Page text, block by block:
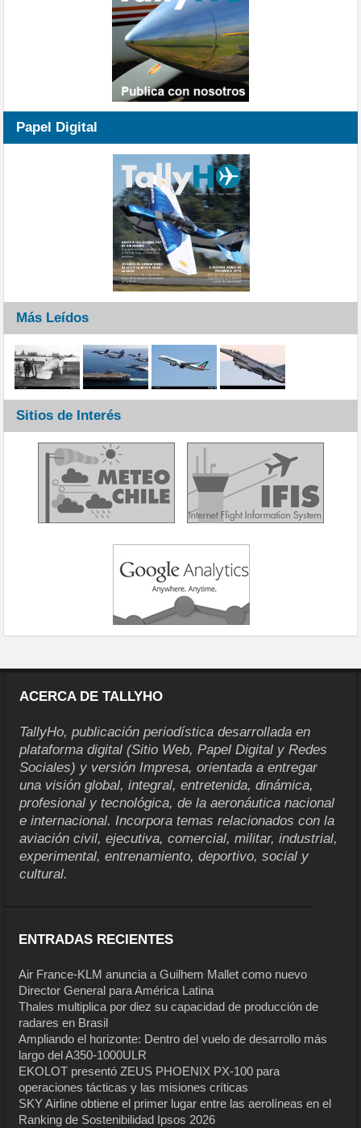
Papel Digital
Más Leídos
Sitios de Interés
ACERCA DE TALLYHO
TallyHo, publicación periodística desarrollada en
plataforma digital (Sitio Web, Papel Digital y Redes
Sociales) y versión Impresa, orientada a entregar
una visión global, integral, entretenida, dinámica,
profesional y tecnológica, de la aeronáutica nacional
e internacional. Incorpora temas relacionados con la
aviación civil, ejecutiva, comercial, militar, industrial,
experimental, entrenamiento, deportivo, social y
cultural.
ENTRADAS RECIENTES
Air France-KLM anuncia a Guilhem Mallet como nuevo
Director General para América Latina
Thales multiplica por diez su capacidad de producción de
radares en Brasil
Ampliando el horizonte: Dentro del vuelo de desarrollo más
largo del A350-1000ULR
EKOLOT presentó ZEUS PHOENIX PX-100 para
operaciones tácticas y las misiones críticas
SKY Airline obtiene el primer lugar entre las aerolíneas en el
Ranking de Sostenibilidad Ipsos 2026